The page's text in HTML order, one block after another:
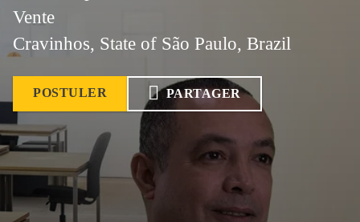
Vente
Cravinhos, State of São Paulo, Brazil
POSTULER PARTAGER